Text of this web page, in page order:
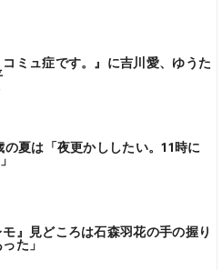
コミュ症です。』に吉川愛、ゆうた
の夏は「夜更かししたい。11時に
』見どころは石森羽花の手の握り
た」